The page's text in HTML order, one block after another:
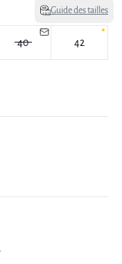
Guide des tailles
40 42